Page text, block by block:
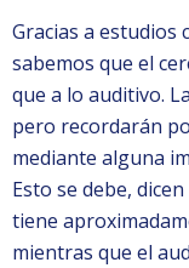
Gracias a estudios
sabemos que el
que a lo auditivo.
pero recordarán
mediante alguna
Esto se debe,
tiene
mientras que el